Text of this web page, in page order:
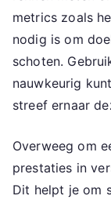
metrics zoals
nodig is om
schoten.
nauwkeurig
streef ernaar
Overweeg om
prestaties in
Dit helpt je om